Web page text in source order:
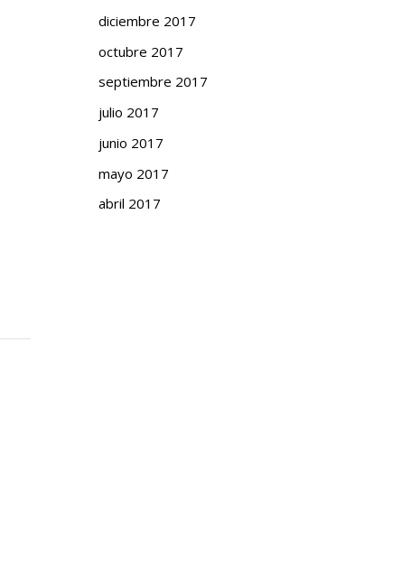
diciembre 2017
octubre 2017
septiembre 2017
julio 2017
junio 2017
mayo 2017
abril 2017